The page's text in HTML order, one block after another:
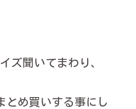
ズ聞いてまわり、
とめ買いする事にし